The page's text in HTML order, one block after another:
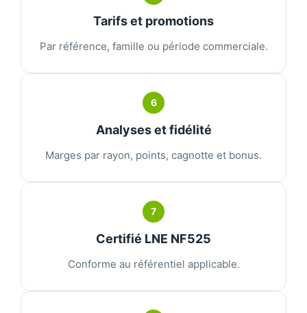
Tarifs et promotions
Par référence, famille ou période commerciale.
6
Analyses et fidélité
Marges par rayon, points, cagnotte et bonus.
7
Certifié LNE NF525
Conforme au référentiel applicable.